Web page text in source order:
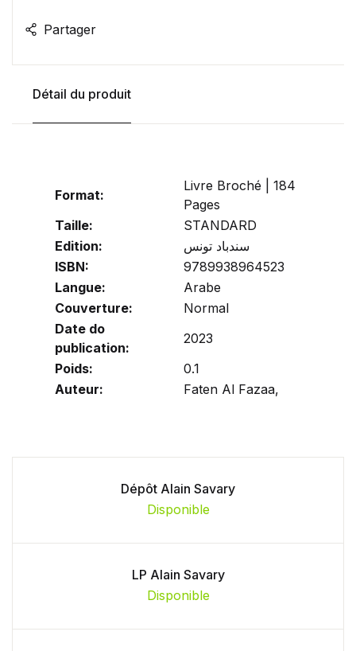
Partager
Détail du produit
Format:
Livre Broché | 184
Pages
Taille:
STANDARD
Edition:
سندباد تونس
ISBN:
9789938964523
Langue:
Arabe
Couverture:
Normal
Date do
publication:
2023
Poids:
0.1
Auteur:
Faten Al Fazaa,
Dépôt Alain Savary
Disponible
LP Alain Savary
Disponible